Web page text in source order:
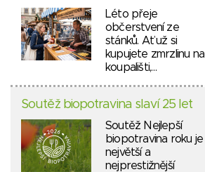
Léto přeje
občerstvení ze
stánků. Ať už si
kupujete zmrzlinu na
koupališti,…
Soutěž biopotravina slaví 25 let
Soutěž Nejlepší
biopotravina roku je
největší a
nejprestižnější